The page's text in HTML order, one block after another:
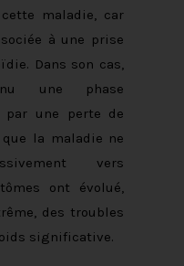
maladie, car
à une prise
Dans son cas,
une phase
par une perte de
la maladie ne
vers
ont évolué,
des troubles
significative.